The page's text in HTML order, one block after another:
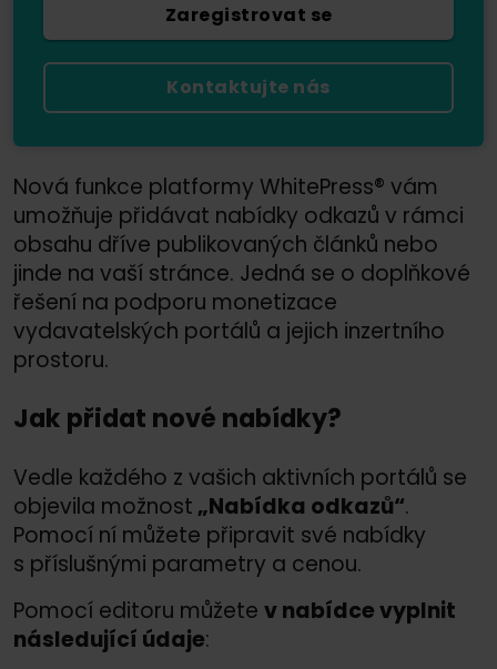
Zaregistrovat se
Kontaktujte nás
Nová funkce platformy WhitePress® vám
umožňuje přidávat nabídky odkazů v rámci
obsahu dříve publikovaných článků nebo
jinde na vaší stránce. Jedná se o doplňkové
řešení na podporu monetizace
vydavatelských portálů a jejich inzertního
prostoru.
Jak přidat nové nabídky?
Vedle každého z vašich aktivních portálů se
objevila možnost „Nabídka odkazů“.
Pomocí ní můžete připravit své nabídky
s příslušnými parametry a cenou.
Pomocí editoru můžete v nabídce vyplnit
následující údaje: